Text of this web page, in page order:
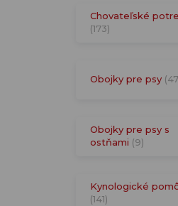
Chovateľské
(173)
Obojky pre psy
Obojky pre psy s
ostňami (9)
Kynologické
(141)